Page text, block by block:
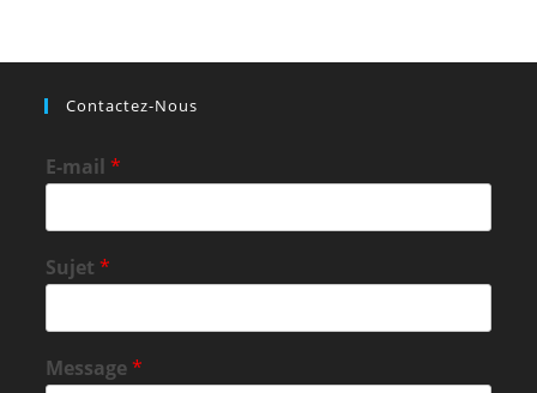
Contactez-Nous
E-mail*
Sujet*
Message*